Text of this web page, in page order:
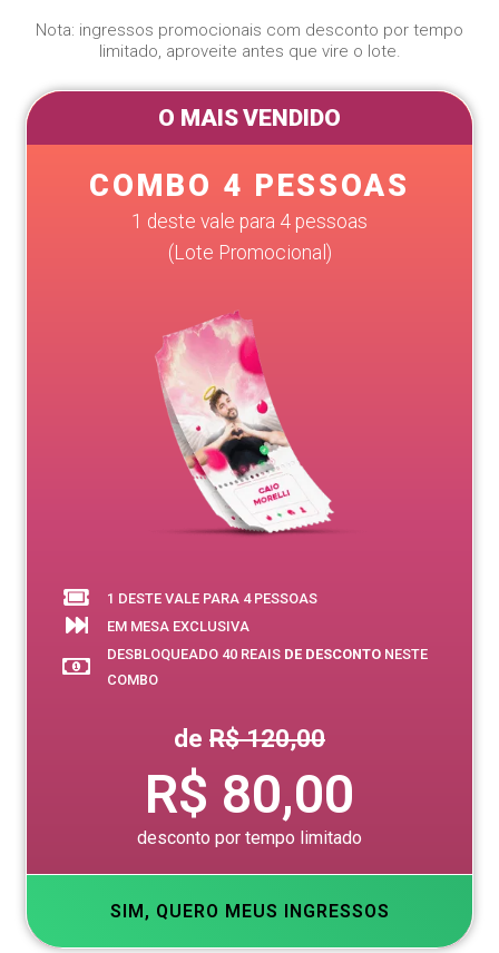
Nota: ingressos promocionais com desconto por tempo
limitado, aproveite antes que vire o lote.
O MAIS VENDIDO
COMBO 4 PESSOAS
1 deste vale para 4 pessoas
(Lote Promocional)
1 DESTE VALE PARA 4 PESSOAS
EM MESA EXCLUSIVA
DESBLOQUEADO 40 REAIS DE DESCONTO NESTE
COMBO
de R$ 120,00
R$ 80,00
desconto por tempo limitado
SIM, QUERO MEUS INGRESSOS